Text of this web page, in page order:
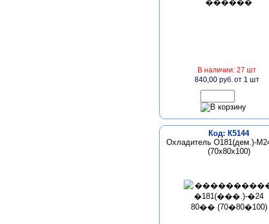
В наличии: 27 шт
840,00 руб.от 1 шт
Код: К5144
Охладитель О181(дем.)-
(70х80х100)